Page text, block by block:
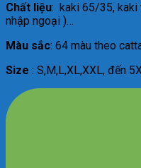
Chất liệu: kaki 65/35, kaki
nhập ngoại )…
Màu sắc: 64 màu theo
Size : S,M,L,XL,XXL, đến